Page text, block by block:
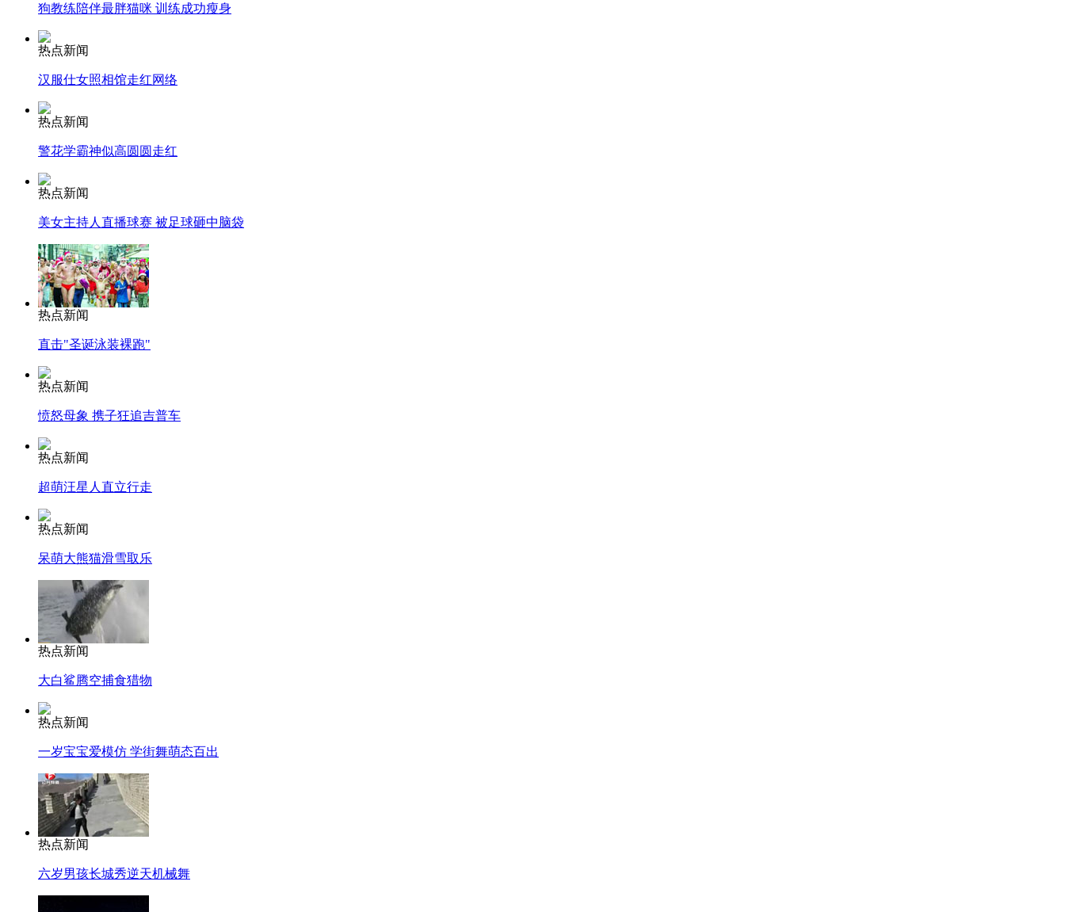
消防员救轻生者
纽约上演“枕头大战”
司机酒驾遇交警 急速倒车逃窜
狗教练陪伴最胖猫咪 训练成功瘦身
热点新闻
汉服仕女照相馆走红网络
热点新闻
警花学霸神似高圆圆走红
热点新闻
美女主持人直播球赛 被足球砸中脑袋
热点新闻
直击"圣诞泳装裸跑"
热点新闻
愤怒母象 携子狂追吉普车
热点新闻
超萌汪星人直立行走
热点新闻
呆萌大熊猫滑雪取乐
热点新闻
大白鲨腾空捕食猎物
热点新闻
一岁宝宝爱模仿 学街舞萌态百出
热点新闻
六岁男孩长城秀逆天机械舞